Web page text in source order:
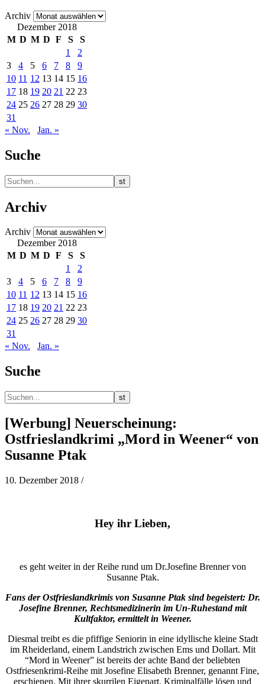
Archiv
Dezember 2018
M D M D F S
S
1
2
3
4 5 6 7 8
9
10 11 12 13 14 15 16
17 18 19 20 21 22 23
24 25 26 27 28 29 30
31
« Nov.
Jan. »
Suche
Archiv
Archiv
Dezember 2018
M D M D F S
S
1
2
3
4 5 6 7 8
9
10 11 12 13 14 15 16
17 18 19 20 21 22 23
24 25 26 27 28 29 30
31
« Nov.
Jan. »
Suche
[Werbung] Neuerscheinung:
Ostfrieslandkrimi „Mord in Weener“ von
Susanne Ptak
10. Dezember 2018 /
Hey ihr Lieben,
es geht weiter in der Reihe rund um Dr.Josefine Brenner von
Susanne Ptak.
Fans der Ostfrieslandkrimis von Susanne Ptak sind begeistert: Dr.
Josefine Brenner, Rechtsmedizinerin im Un-Ruhestand mit
Kultfaktor, ermittelt in Weener.
Diesmal treibt es die pfiffige Seniorin in eine idyllische kleine Stadt
im Rheiderland, einem Landstrich zwischen Ems und Dollart. Mit
“Mord in Weener” ist bereits der achte Band der beliebten
Ostfriesenkrimi-Reihe mit Josefine Elisabeth Brenner, genannt Fine,
erschienen. Mit ihrer skurrilen Eigenart, Kriminalfälle lösen und